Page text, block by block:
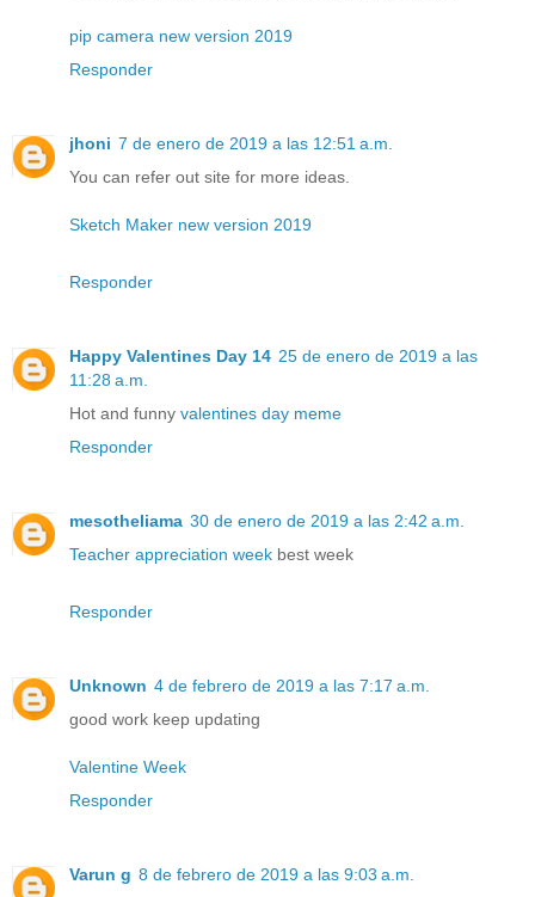
pip camera new version 2019
Responder
jhoni 7 de enero de 2019 a las 12:51 a.m.
You can refer out site for more ideas.
Sketch Maker new version 2019
Responder
Happy Valentines Day 14 25 de enero de 2019 a las
11:28 a.m.
Hot and funny valentines day meme
Responder
mesotheliama 30 de enero de 2019 a las 2:42 a.m.
Teacher appreciation week best week
Responder
Unknown 4 de febrero de 2019 a las 7:17 a.m.
good work keep updating
Valentine Week
Responder
Varun g 8 de febrero de 2019 a las 9:03 a.m.